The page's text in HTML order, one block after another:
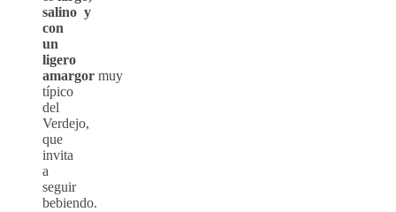
salino y
con
un
ligero
amargor muy
típico
del
Verdejo,
que
invita
a
seguir
bebiendo.